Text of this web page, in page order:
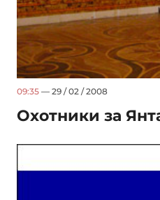
09:35 — 29 / 02 / 2008
Охотники за